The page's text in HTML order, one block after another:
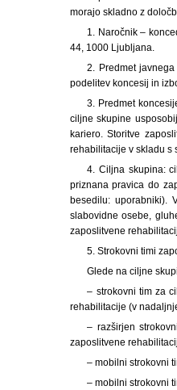
morajo skladno z
1. Naročnik –
44, 1000 Ljubljana.
2. Predmet
podelitev koncesij in
3. Predmet
ciljne skupine
kariero. Storitve
rehabilitacije v skladu s
4. Ciljna skupina:
priznana pravica do
besedilu: uporabniki).
slabovidne osebe,
zaposlitvene
5. Strokovni timi
Glede na ciljne
– strokovni tim za
rehabilitacije (v
– razširjen
zaposlitvene
– mobilni strokovni
– mobilni strokovni